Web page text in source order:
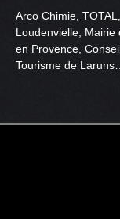
Arco Chimie,
Loudenvielle, Mairie
en Provence,
Tourisme de Laruns…